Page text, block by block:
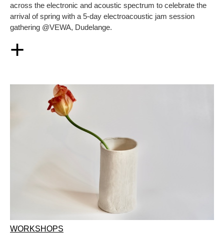
across the electronic and acoustic spectrum to celebrate the
arrival of spring with a 5-day electroacoustic jam session
gathering @VEWA, Dudelange.
+
WORKSHOPS